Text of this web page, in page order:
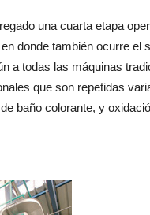
una cuarta etapa
donde también ocurre el
a todas las máquinas
que son repetidas
baño colorante, y